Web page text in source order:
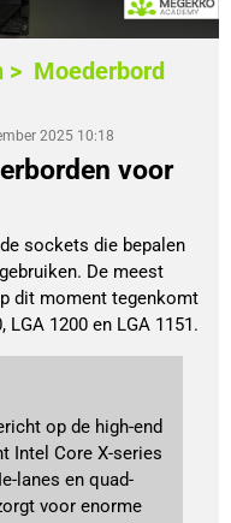
> Moederbord
2025 10:18
voor
sockets die bepalen
De meest
dit moment tegenkomt
LGA 1200 en LGA 1151.
op de high-end
Intel Core X-series
lanes en quad-
voor enorme